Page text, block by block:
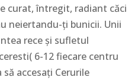
curat, întregit, radiant căci
neiertandu-ți bunicii. Unii
rece și sufletul
6-12 fiecare centru
accesați Cerurile